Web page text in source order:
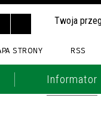
Twoja
STRONY RSS
Informator